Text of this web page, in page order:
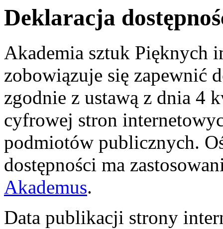
Deklaracja
Akademia sztuk Pięknych
zobowiązuje się zapewnić
zgodnie z ustawą z dnia 4
cyfrowej stron
podmiotów publicznych.
dostępności ma
Akademus.
Data publikacji strony